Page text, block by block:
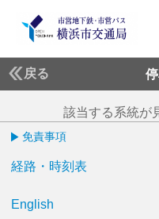
戻る
該当する系統が
免責事項
経路・時刻表
English